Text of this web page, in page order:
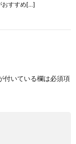
おすすめ[…]
付いている欄は必須項